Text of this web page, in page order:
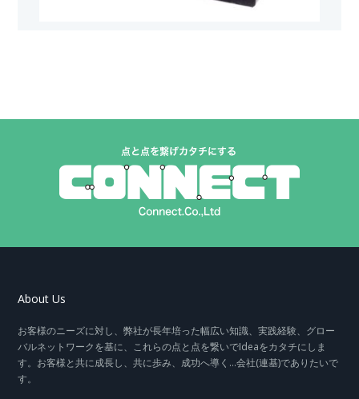
About Us
お客様のニーズに対し、弊社が長年培った幅広い知識、実践経験、グロー
バルネットワークを基に、これらの点と点を繋いでIdeaをカタチにしま
す。お客様と共に成長し、共に歩み、成功へ導く…会社(連基)でありたいで
す。